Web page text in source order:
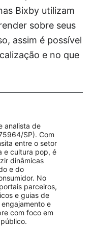
Bixby utilizam
sobre seus
assim é possível
e no que
analista de
SP). Com
entre o setor
e cultura pop, é
dinâmicas
e do
No
parceiros,
e guias de
e
com foco em